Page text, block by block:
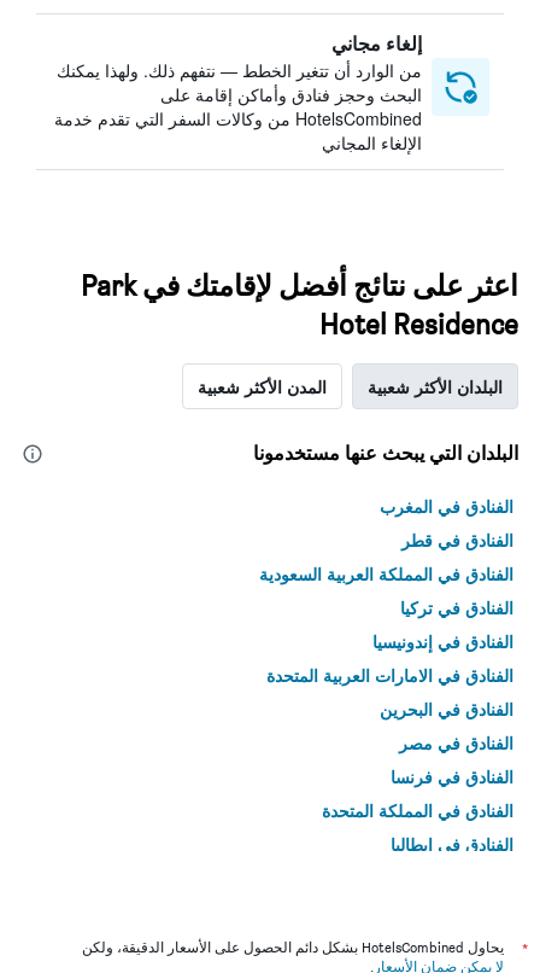
إلغاء مجاني
من الوارد أن تتغير الخطط — نتفهم ذلك. ولهذا يمكنك
البحث وحجز فنادق وأماكن إقامة على
HotelsCombined من وكالات السفر التي تقدم خدمة
الإلغاء المجاني
اعثر على نتائج أفضل لإقامتك في Park
Hotel Residence
البلدان الأكثر شعبية المدن الأكثر شعبية
البلدان التي يبحث عنها مستخدمونا
الفنادق في المغرب
الفنادق في قطر
الفنادق في المملكة العربية السعودية
الفنادق في تركيا
الفنادق في إندونيسيا
الفنادق في الامارات العربية المتحدة
الفنادق في البحرين
الفنادق في مصر
الفنادق في فرنسا
الفنادق في المملكة المتحدة
الفنادق في إيطاليا
*
يحاول HotelsCombined بشكل دائم الحصول على الأسعار الدقيقة، ولكن
لا يمكن ضمان الأسعار .